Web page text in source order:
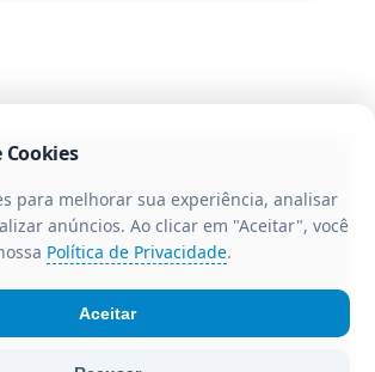
Cookies
para melhorar sua experiência, analisar
anúncios. Ao clicar em "Aceitar", você
Política de Privacidade.
Aceitar